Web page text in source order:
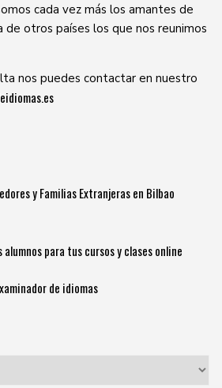
cada vez más los amantes de
de otros países los que nos reunimos
nos puedes contactar en nuestro
y Familias Extranjeras en Bilbao
alumnos para tus cursos y clases online
de idiomas